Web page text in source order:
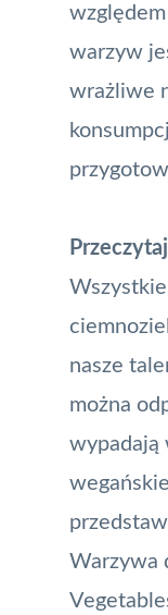
warzyw
wrażliwe
nasze
można
wypadają
Warzywa